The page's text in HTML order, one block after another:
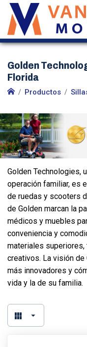
Golden
Florida
Productos
Golden Technologies,
operación familiar, es
de ruedas y scooters
de Golden marcan la
médicos y muebles
conveniencia y
materiales
creativos. La visión
más innovadores y
vida y la de su familia.